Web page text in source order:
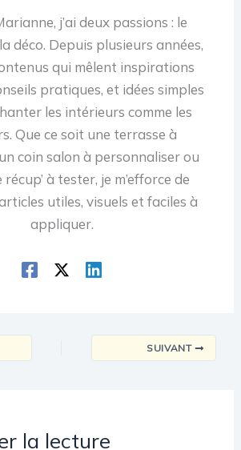
j’ai deux passions : le
déco. Depuis plusieurs années,
qui mêlent inspirations
pratiques, et idées simples
les intérieurs comme les
Que ce soit une terrasse à
coin salon à personnaliser ou
à tester, je m’efforce de
utiles, visuels et faciles à
appliquer.
SUIVANT
la lecture